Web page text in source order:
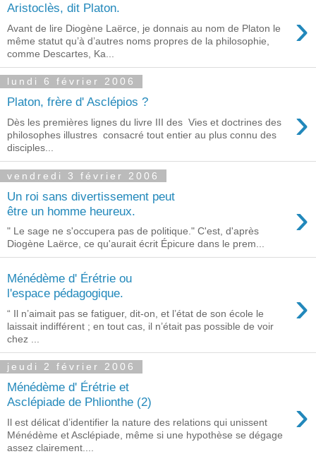
Aristoclès, dit Platon. ›
Avant de lire Diogène Laërce, je donnais au nom de Platon le
même statut qu’à d’autres noms propres de la philosophie,
comme Descartes, Ka...
lundi 6 février 2006
Platon, frère d' Asclépios ? ›
Dès les premières lignes du livre III des Vies et doctrines des
philosophes illustres consacré tout entier au plus connu des
disciples...
vendredi 3 février 2006
Un roi sans divertissement peut
être un homme heureux.
›
" Le sage ne s'occupera pas de politique." C'est, d'après
Diogène Laërce, ce qu'aurait écrit Épicure dans le prem...
Ménédème d' Érétrie ou
l'espace pédagogique.
›
“ Il n’aimait pas se fatiguer, dit-on, et l’état de son école le
laissait indifférent ; en tout cas, il n’était pas possible de voir
chez ...
jeudi 2 février 2006
Ménédème d' Érétrie et
Asclépiade de Phlionthe (2)
›
Il est délicat d’identifier la nature des relations qui unissent
Ménédème et Asclépiade, même si une hypothèse se dégage
assez clairement....